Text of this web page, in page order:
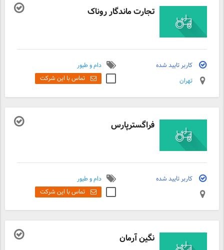
تجارت ماندگار روناک
کاربر تایید شده
دام و طیور
تهران
تماس با این شرکت
فراگسترپارس
کاربر تایید شده
دام و طیور
تماس با این شرکت
نگین آرمان